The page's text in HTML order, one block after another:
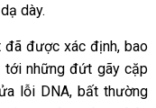
dày.
đã được xác định, bao
tới những đứt gãy cặp
lỗi DNA, bất thường